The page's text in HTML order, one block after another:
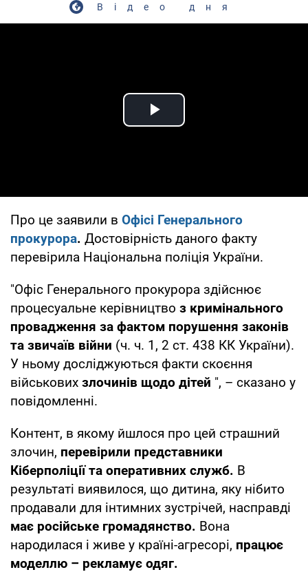
Відео дня
Play Video
Про це заявили в Офісі Генерального
прокурора. Достовірність даного факту
перевірила Національна поліція України.
"Офіс Генерального прокурора здійснює
процесуальне керівництво з кримінального
провадження за фактом порушення законів
та звичаїв війни (ч. ч. 1, 2 ст. 438 КК України).
У ньому досліджуються факти скоєння
військових злочинів щодо дітей ", – сказано у
повідомленні.
Контент, в якому йшлося про цей страшний
злочин, перевірили представники
Кіберполіції та оперативних служб. В
результаті виявилося, що дитина, яку нібито
продавали для інтимних зустрічей, насправді
має російське громадянство. Вона
народилася і живе у країні-агресорі, працює
моделлю – рекламує одяг.